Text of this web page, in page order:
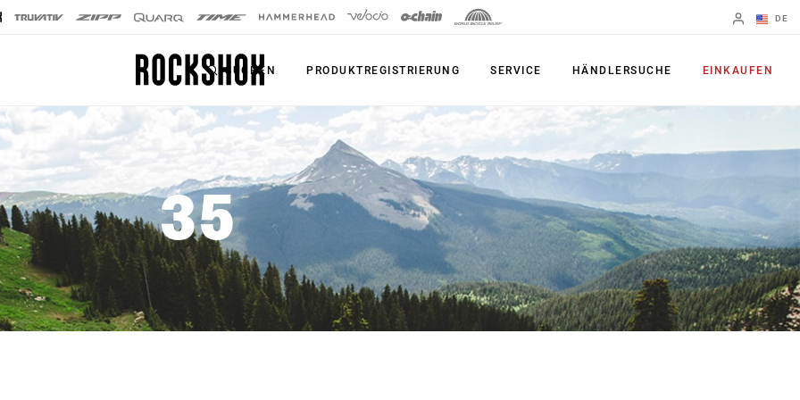
DE
PRODUKTE
Federgabeln
Dämpfer
Sattelstützen
Fernbedienungen
Upgrade Kits
SERIE
SIGNATURE
FEDERGABELN
SID SL
SID
Pike
Lyrik
FEDERGABELN
35
Bluto
Judy
DÄMPFER
Monarch Plus
Monarch
SATTELSTÜTZE
Reverb AXS
SUCHEN PRODUKTREGISTRIERUNG SERVICE HÄNDLERSUCHE EINKAUFEN
35